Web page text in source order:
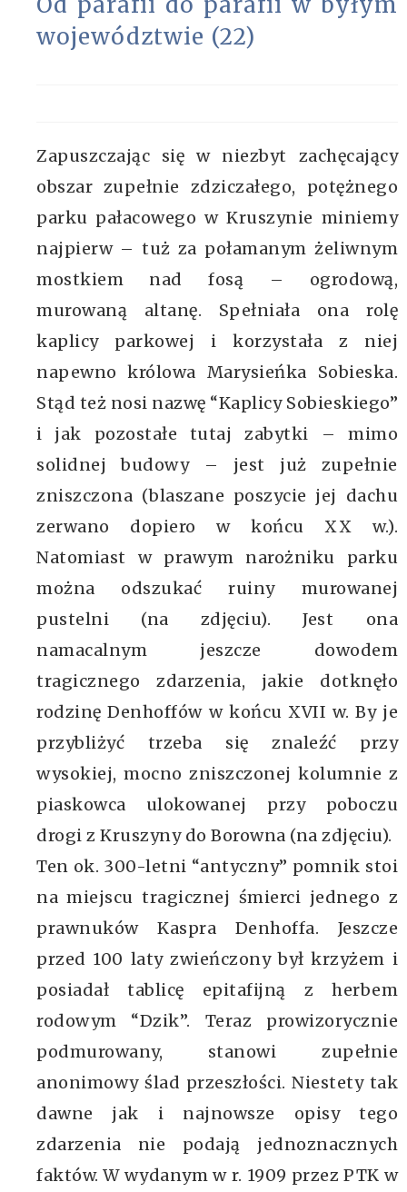
województwie (22)
Zapuszczając się w niezbyt zachęcający
obszar zupełnie zdziczałego, potężnego
parku pałacowego w Kruszynie miniemy
najpierw – tuż za połamanym żeliwnym
mostkiem nad fosą – ogrodową,
murowaną altanę. Spełniała ona rolę
kaplicy parkowej i korzystała z niej
napewno królowa Marysieńka Sobieska.
Stąd też nosi nazwę “Kaplicy Sobieskiego”
i jak pozostałe tutaj zabytki – mimo
solidnej budowy – jest już zupełnie
zniszczona (blaszane poszycie jej dachu
zerwano dopiero w końcu XX w.).
Natomiast w prawym narożniku parku
można odszukać ruiny murowanej
pustelni (na zdjęciu). Jest ona
namacalnym jeszcze dowodem
tragicznego zdarzenia, jakie dotknęło
rodzinę Denhoffów w końcu XVII w. By je
przybliżyć trzeba się znaleźć przy
wysokiej, mocno zniszczonej kolumnie z
piaskowca ulokowanej przy poboczu
drogi z Kruszyny do Borowna (na zdjęciu).
Ten ok. 300-letni “antyczny” pomnik stoi
na miejscu tragicznej śmierci jednego z
prawnuków Kaspra Denhoffa. Jeszcze
przed 100 laty zwieńczony był krzyżem i
posiadał tablicę epitafijną z herbem
rodowym “Dzik”. Teraz prowizorycznie
podmurowany, stanowi zupełnie
anonimowy ślad przeszłości. Niestety tak
dawne jak i najnowsze opisy tego
zdarzenia nie podają jednoznacznych
faktów. W wydanym w r. 1909 przez PTK w